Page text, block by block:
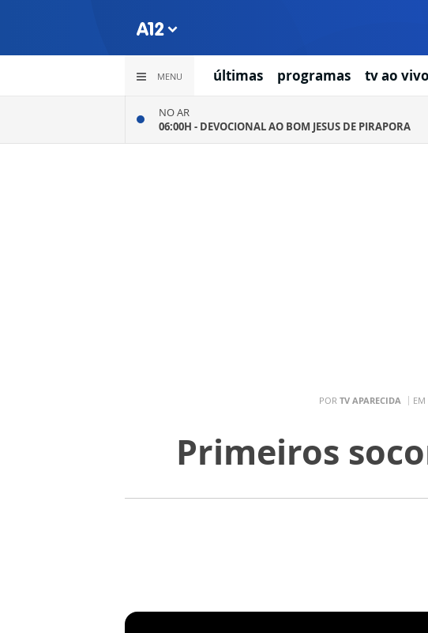
MENU últimas programas tv ao vivo
NO AR
06:00H - DEVOCIONAL AO BOM JESUS DE PIRAPORA
POR TV APARECIDA EM
Primeiros